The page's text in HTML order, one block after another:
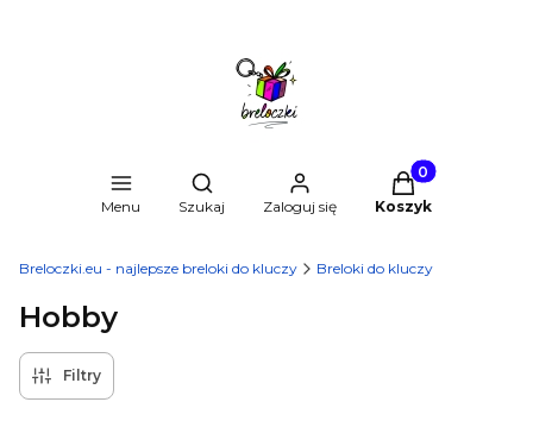
Menu
Otwórz wyszukiwarkę
Szukaj Zaloguj się
Produkty w
Koszyk
Breloczki.eu - najlepsze breloki do kluczy Breloki do kluczy
Hobby
Filtry